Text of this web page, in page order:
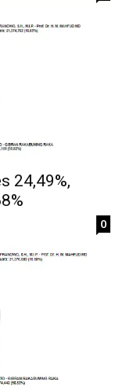
24,49%,
0